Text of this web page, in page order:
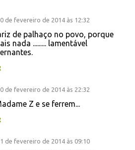
de fevereiro de 2014 às 12:32
de palhaço no povo, porque
nada ......... lamentável
de fevereiro de 2014 às 22:32
Z e se ferrem...
de fevereiro de 2014 às 09:10